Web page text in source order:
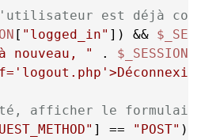
est déjà
[ "logged_in" ]) &&
nouveau, " . $_SESSION
afficher le formulaire
] ==
"POST"